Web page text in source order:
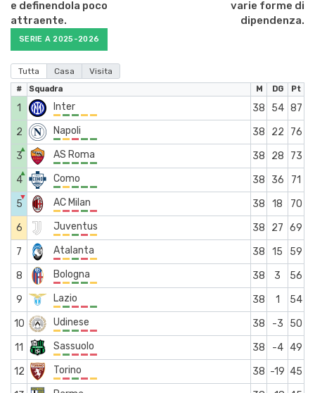
e definendola poco
attraente.
varie forme di
dipendenza.
SERIE A 2025-2026
Tutta Casa Visita
# Squadra M DG Pt
1 Inter 38 54 87
2
Napoli 38 22
76
3
▲ AS Roma 38 28
73
4
▲ Como 38 36
71
5
▼ AC Milan 38 18
70
6
Juventus 38 27 69
7
Atalanta 38 15
59
8
Bologna 38 3
56
9
Lazio 38 1
54
10
Udinese 38 -3
50
11
Sassuolo 38 -4
49
12
Torino 38 -19 45